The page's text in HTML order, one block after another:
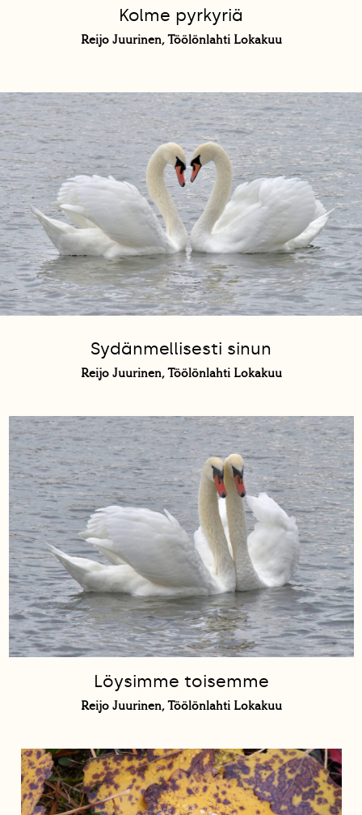
Kolme pyrkyriä
Reijo Juurinen, Töölönlahti Lokakuu
Sydänmellisesti sinun
Reijo Juurinen, Töölönlahti Lokakuu
Löysimme toisemme
Reijo Juurinen, Töölönlahti Lokakuu